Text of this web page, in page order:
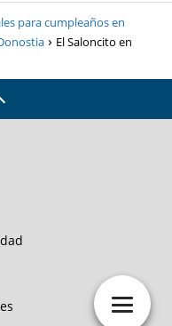
para cumpleaños en
El Saloncito en